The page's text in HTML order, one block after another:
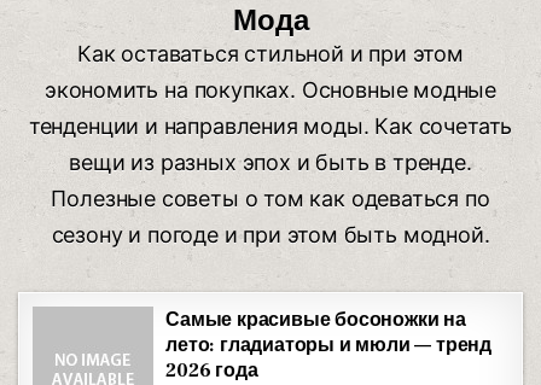
Мода
Как оставаться стильной и при этом
экономить на покупках. Основные модные
тенденции и направления моды. Как сочетать
вещи из разных эпох и быть в тренде.
Полезные советы о том как одеваться по
сезону и погоде и при этом быть модной.
Самые красивые босоножки на
лето: гладиаторы и мюли — тренд
2026 года